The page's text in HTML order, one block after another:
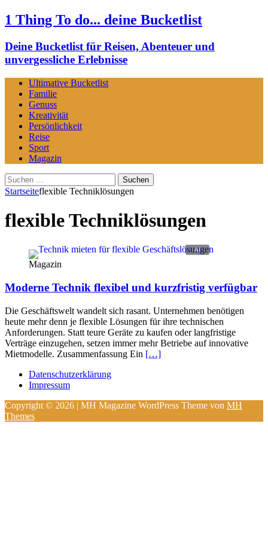
1 Thing To do... deine Bucketlist
Deine Bucketlist für Reisen, Abenteuer und
unvergessliche Erlebnisse
Ultimative Bucketlist
Familie
Genuss
Kreativität
Persönlichkeit
Reise
Sport
Magazin
Suchen
nach:
Startseiteflexible Techniklösungen
flexible Techniklösungen
Magazin
Moderne Technik flexibel und kurzfristig verfügbar
Die Geschäftswelt wandelt sich rasant. Unternehmen benötigen
heute mehr denn je flexible Lösungen für ihre technischen
Anforderungen. Statt teure Geräte zu kaufen oder langfristige
Verträge einzugehen, setzen immer mehr Betriebe auf innovative
Mietmodelle. Zusammenfassung Ein […]
Datenschutzerklärung
Impressum
Copyright © 2026 | MH Magazine WordPress Theme von MH
Themes